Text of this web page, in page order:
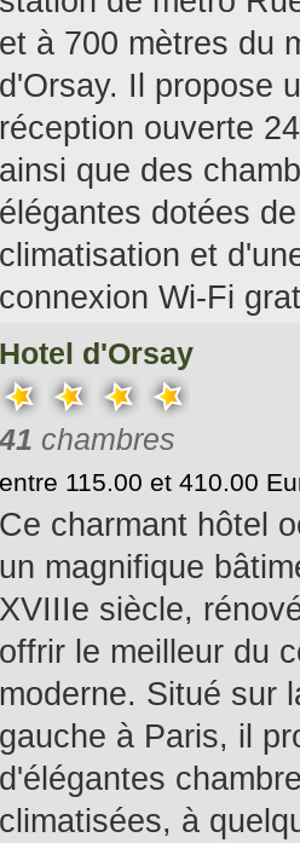
et à 700 mètres du
d'Orsay. Il propose
réception ouverte
ainsi que des
élégantes dotées
climatisation et
connexion Wi-Fi
Hotel d'Orsay
41 chambres
entre 115.00 et 410.00
Ce charmant hôtel
un magnifique
XVIIIe siècle,
offrir le meilleur du
moderne. Situé sur
gauche à Paris, il
d'élégantes
climatisées, à